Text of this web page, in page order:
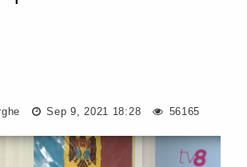
Sep 9, 2021 18:28 56165